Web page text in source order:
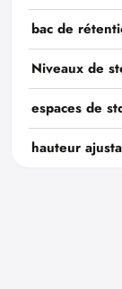
bac de
Niveaux de
espaces de
hauteur